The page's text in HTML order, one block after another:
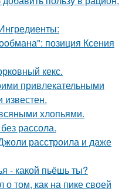
позиция Ксения
кекс.
привлекательными
хлопьями.
рассола.
расстроила и даже
- какой пьёшь ты?
о том, как на пике своей